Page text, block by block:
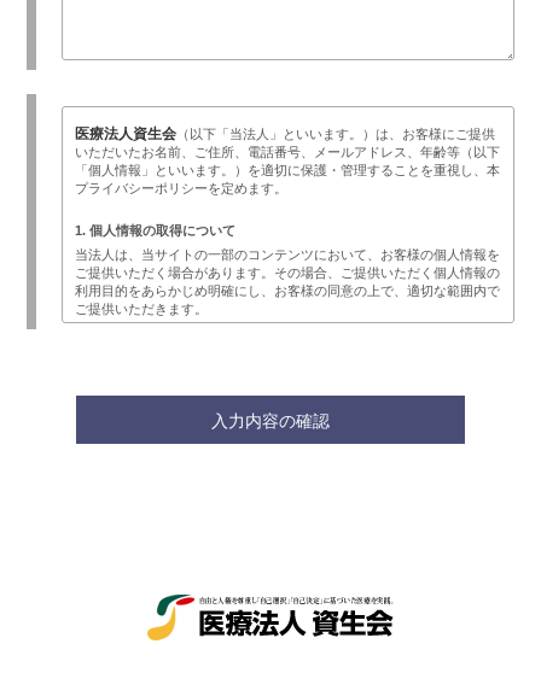
医療法人資生会（以下「当法人」といいます。）は、お客様にご提供
いただいたお名前、ご住所、電話番号、メールアドレス、年齢等（以下
「個人情報」といいます。）を適切に保護・管理することを重視し、本
プライバシーポリシーを定めます。
1. 個人情報の取得について
当法人は、当サイトの一部のコンテンツにおいて、お客様の個人情報を
ご提供いただく場合があります。その場合、ご提供いただく個人情報の
利用目的をあらかじめ明確にし、お客様の同意の上で、適切な範囲内で
ご提供いただきます。
よう安全管理を徹底します。業務の一部として、個人情報の取り扱いを
業者へ委託する場合がありますが、秘密保持契約を結んだ上で、委託業
者の監督は、当社が責任をもって行います。また、前記以外では法令に
基く手続きを経て、司法関係機関等からの要請があった場合を除いて
監督を行います。